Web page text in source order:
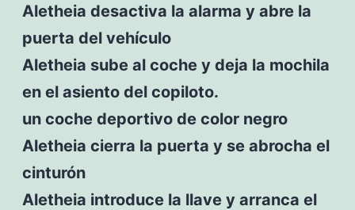
Aletheia desactiva la alarma y abre la
puerta del vehículo
Aletheia sube al coche y deja la mochila
en el asiento del copiloto.
un coche deportivo de color negro
Aletheia cierra la puerta y se abrocha el
cinturón
Aletheia introduce la llave y arranca el